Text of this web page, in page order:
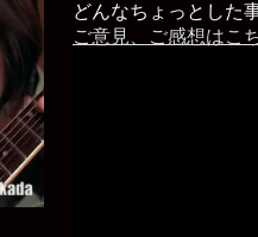
どんなちょっとした
ご意見、ご感想はこ